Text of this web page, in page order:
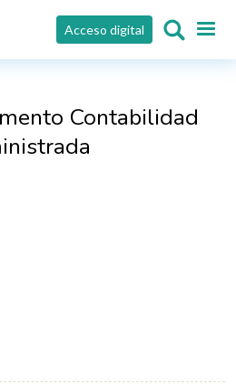
Acceso digital
Contabilidad